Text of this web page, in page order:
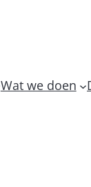
Wat we doen